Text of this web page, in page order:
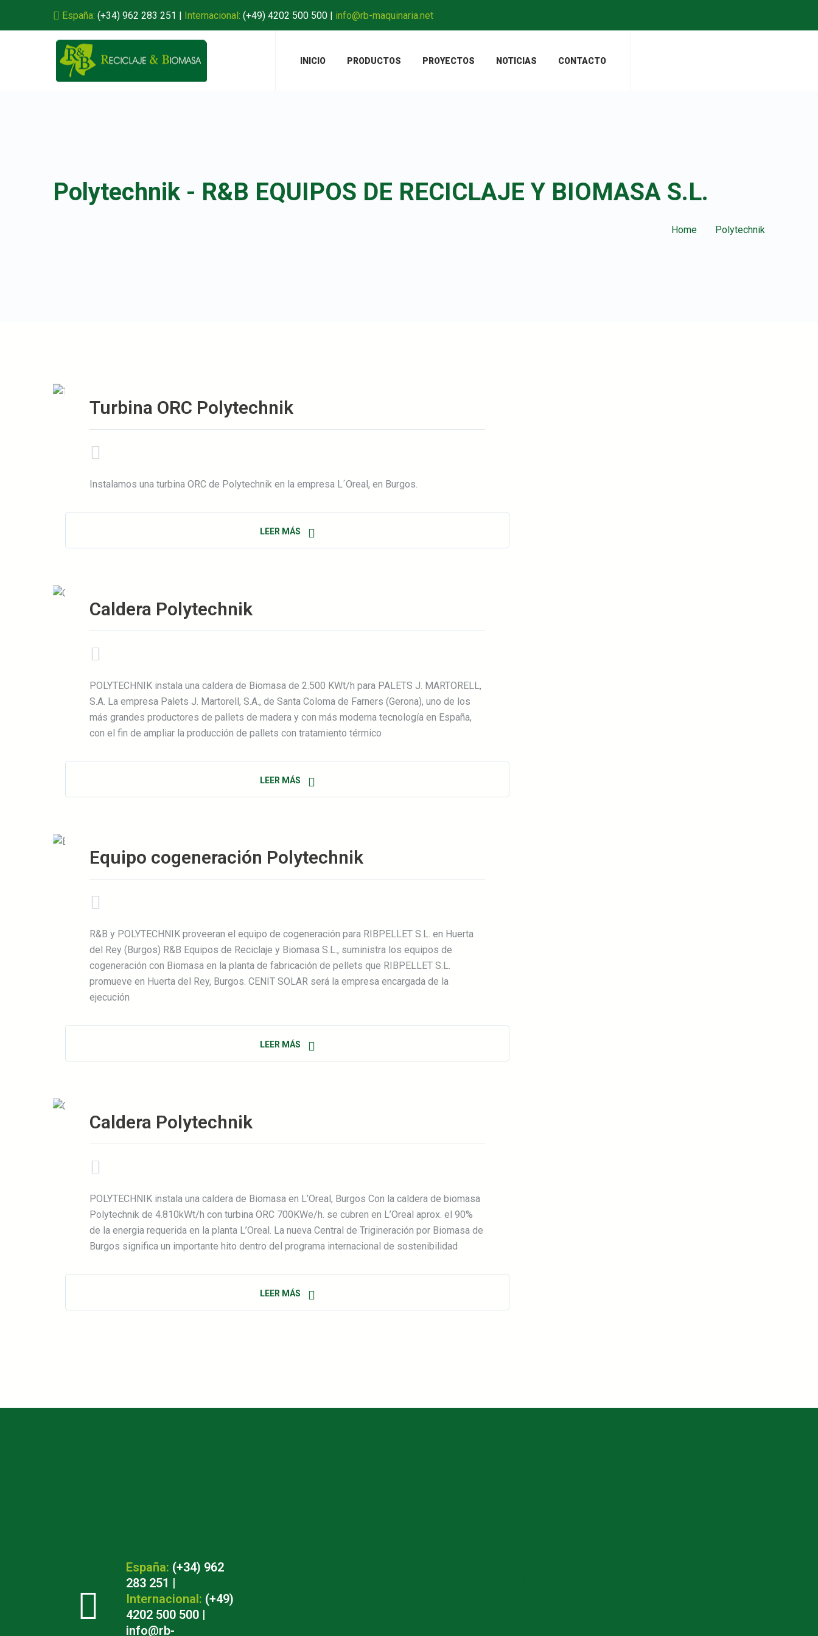
España: (+34) 962 283 251 | Internacional: (+49) 4202 500 500 | info@rb-maquinaria.net
INICIO PRODUCTOS PROYECTOS NOTICIAS CONTACTO
Polytechnik - R&B EQUIPOS DE RECICLAJE Y BIOMASA S.L.
Home Polytechnik
Turbina ORC Polytechnik
Instalamos una turbina ORC de Polytechnik en la empresa L´Oreal, en Burgos.
LEER MÁS
Caldera Polytechnik
POLYTECHNIK instala una caldera de Biomasa de 2.500 KWt/h para PALETS J. MARTORELL,
S.A. La empresa Palets J. Martorell, S.A., de Santa Coloma de Farners (Gerona), uno de los
más grandes productores de pallets de madera y con más moderna tecnología en España,
con el fin de ampliar la producción de pallets con tratamiento térmico
LEER MÁS
Equipo cogeneración Polytechnik
R&B y POLYTECHNIK proveeran el equipo de cogeneración para RIBPELLET S.L. en Huerta
del Rey (Burgos) R&B Equipos de Reciclaje y Biomasa S.L., suministra los equipos de
cogeneración con Biomasa en la planta de fabricación de pellets que RIBPELLET S.L.
promueve en Huerta del Rey, Burgos. CENIT SOLAR será la empresa encargada de la
ejecución
LEER MÁS
Caldera Polytechnik
POLYTECHNIK instala una caldera de Biomasa en L’Oreal, Burgos Con la caldera de biomasa
Polytechnik de 4.810kWt/h con turbina ORC 700KWe/h. se cubren en L’Oreal aprox. el 90%
de la energia requerida en la planta L’Oreal. La nueva Central de Trigineración por Biomasa de
Burgos significa un importante hito dentro del programa internacional de sostenibilidad
LEER MÁS
España: (+34) 962
283 251 |
Internacional: (+49)
4202 500 500 |
info@rb-